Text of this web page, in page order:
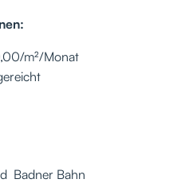
m²/Monat
Badner Bahn